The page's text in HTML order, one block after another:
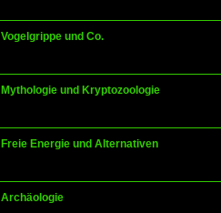
Vogelgrippe und Co.
Mythologie und Kryptozoologie
Freie Energie und Alternativen
Archäologie